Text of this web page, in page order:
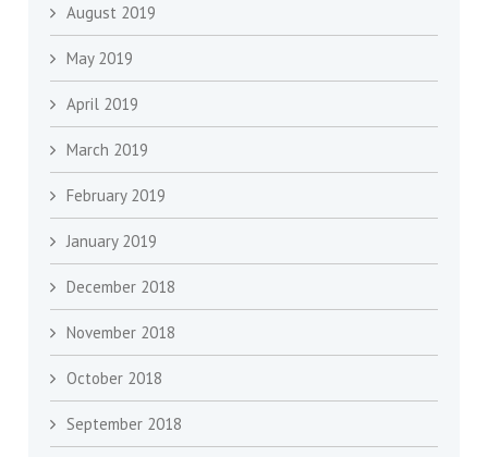
August 2019
May 2019
April 2019
March 2019
February 2019
January 2019
December 2018
November 2018
October 2018
September 2018